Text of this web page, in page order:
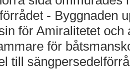
- Byggnaden
för Amiralitetet
för
till